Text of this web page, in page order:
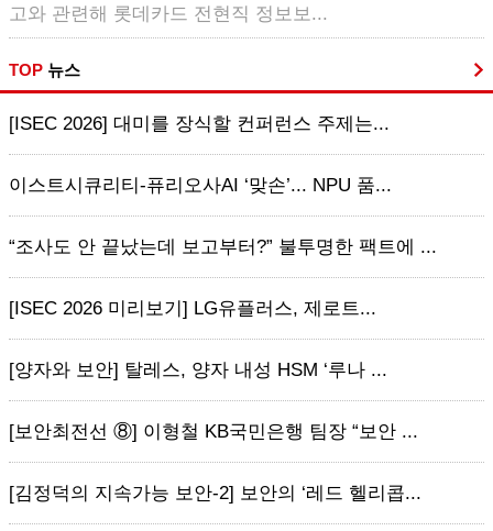
고와 관련해 롯데카드 전현직 정보보...
TOP 뉴스
[ISEC 2026] 대미를 장식할 컨퍼런스 주제는...
이스트시큐리티-퓨리오사AI ‘맞손’... NPU 품...
“조사도 안 끝났는데 보고부터?” 불투명한 팩트에 ...
[ISEC 2026 미리보기] LG유플러스, 제로트...
[양자와 보안] 탈레스, 양자 내성 HSM ‘루나 ...
[보안최전선 ⑧] 이형철 KB국민은행 팀장 “보안 ...
[김정덕의 지속가능 보안-2] 보안의 ‘레드 헬리콥...